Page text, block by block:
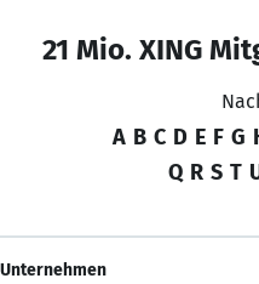
21 Mio. XING
A B C D E F G
Q R S T
Unternehmen